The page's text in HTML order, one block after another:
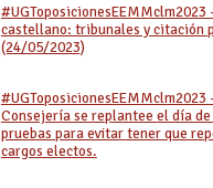
#UGToposicionesEEMMclm2023
castellano: tribunales y citación
(24/05/2023)
#UGToposicionesEEMMclm2023
Consejería se replantee el día de
pruebas para evitar tener que
cargos electos.